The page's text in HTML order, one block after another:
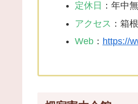
定休日 ：年中
アクセス ：箱
Web： https://